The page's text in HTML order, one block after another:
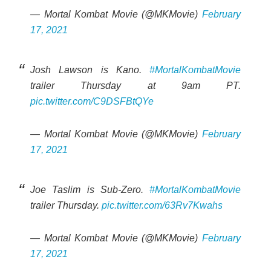
— Mortal Kombat Movie (@MKMovie) February
17, 2021
Josh Lawson is Kano. #MortalKombatMovie
trailer Thursday at 9am PT.
pic.twitter.com/C9DSFBtQYe
— Mortal Kombat Movie (@MKMovie) February
17, 2021
Joe Taslim is Sub-Zero. #MortalKombatMovie
trailer Thursday. pic.twitter.com/63Rv7Kwahs
— Mortal Kombat Movie (@MKMovie) February
17, 2021